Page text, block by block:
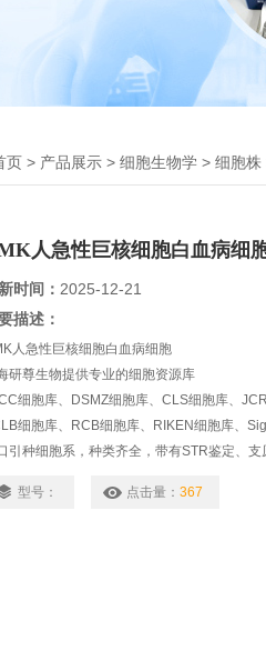
页 > 产品展示 > 细胞生物学 > 细胞株
人急性巨核细胞白血病细
时间： 2025-12-21
描述：
人急性巨核细胞白血病细胞
研尊生物提供专业的细胞资源库
细胞库、DSMZ细胞库、CLS细胞库、
细胞库、RCB细胞库、RIKEN细胞库、
引种细胞系，种类齐全，带有STR鉴定、
型号：
点击量： 367